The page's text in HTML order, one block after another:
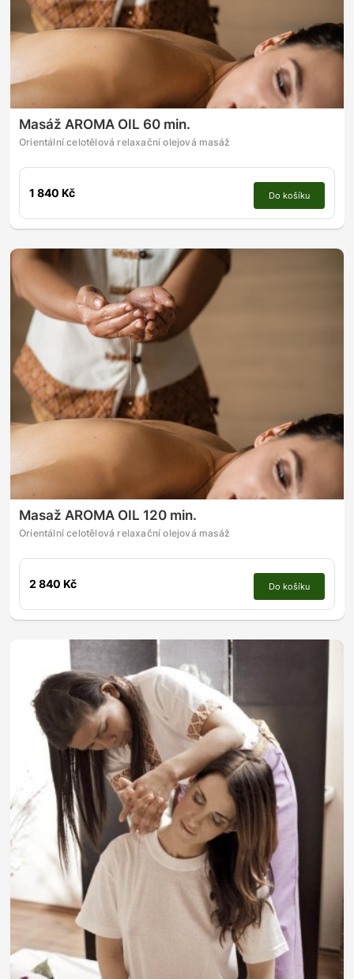
Masáž AROMA OIL 60 min.
Orientální celotělová relaxační olejová masáž
1 840 Kč Do košíku
Masaž AROMA OIL 120 min.
Orientální celotělová relaxační olejová masáž
2 840 Kč Do košíku